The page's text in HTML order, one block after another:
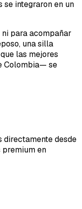
se integraron en un
para acompañar
una silla
las mejores
Colombia— se
directamente desde
premium en